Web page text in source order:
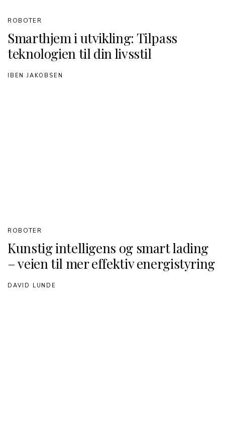
Smarthjem i utvikling: Tilpass
teknologien til din livsstil
ROBOTER
IBEN JAKOBSEN
Kunstig intelligens og smart lading
– veien til mer effektiv energistyring
ROBOTER
DAVID LUNDE